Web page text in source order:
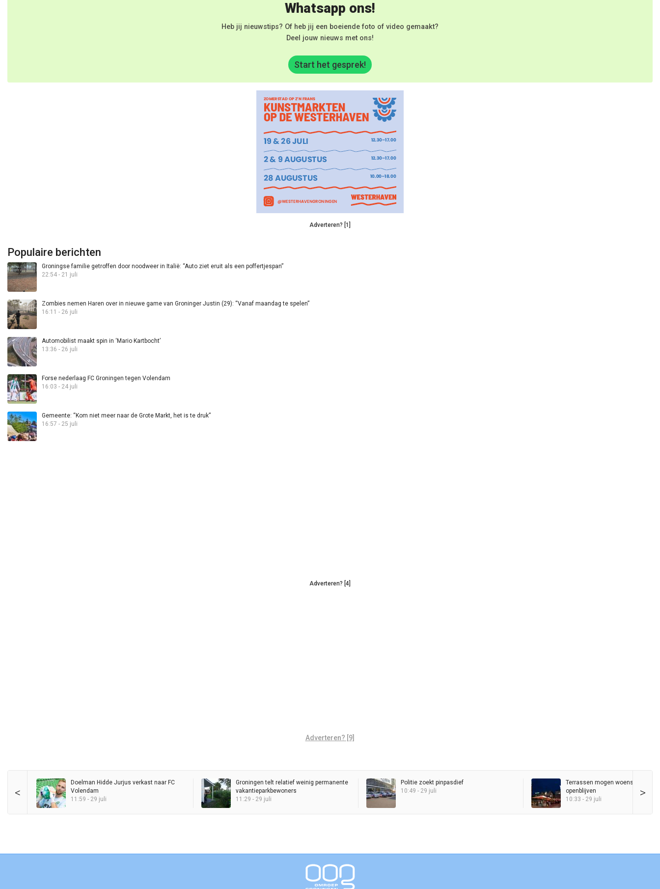
Whatsapp ons!
Heb jij nieuwstips? Of heb jij een boeiende foto of video gemaakt?
Deel jouw nieuws met ons!
Start het gesprek!
Adverteren? [1]
Populaire berichten
Groningse familie getroffen door noodweer in Italië: “Auto ziet eruit als een poffertjespan”
22:54 - 21 juli
Zombies nemen Haren over in nieuwe game van Groninger Justin (29): “Vanaf maandag te spelen”
16:11 - 26 juli
Automobilist maakt spin in ‘Mario Kartbocht’
13:36 - 26 juli
Forse nederlaag FC Groningen tegen Volendam
16:03 - 24 juli
Gemeente: “Kom niet meer naar de Grote Markt, het is te druk”
16:57 - 25 juli
Adverteren? [4]
Adverteren? [9]
< >
Doelman Hidde Jurjus verkast naar FC
Volendam
11:59 - 29 juli
Groningen telt relatief weinig permanente
vakantieparkbewoners
11:29 - 29 juli
Politie zoekt pinpasdief
10:49 - 29 juli
Terrassen mogen
openblijven
10:33 - 29 juli